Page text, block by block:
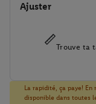
Ajuster
Trouve ta
La rapidité, ça paye!
disponible dans toutes